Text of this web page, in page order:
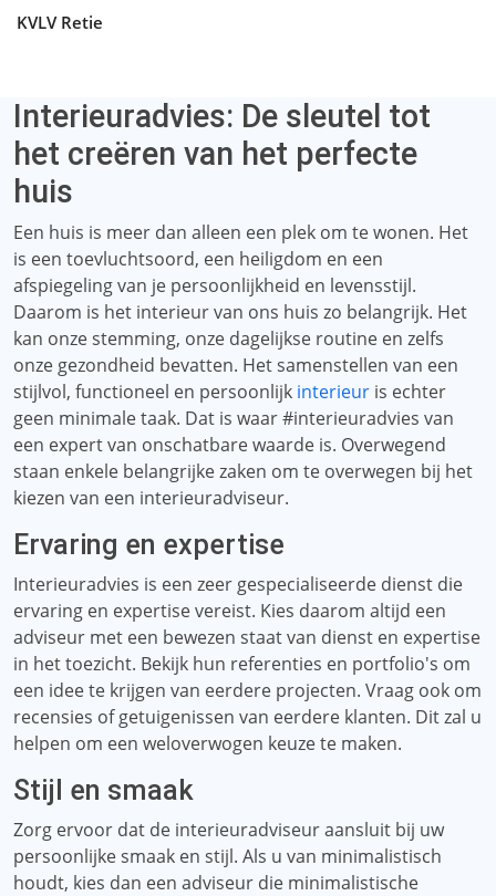
KVLV Retie
Interieuradvies: De sleutel tot
het creëren van het perfecte
huis
Een huis is meer dan alleen een plek om te wonen. Het
is een toevluchtsoord, een heiligdom en een
afspiegeling van je persoonlijkheid en levensstijl.
Daarom is het interieur van ons huis zo belangrijk. Het
kan onze stemming, onze dagelijkse routine en zelfs
onze gezondheid bevatten. Het samenstellen van een
stijlvol, functioneel en persoonlijk interieur is echter
geen minimale taak. Dat is waar #interieuradvies van
een expert van onschatbare waarde is. Overwegend
staan ​​enkele belangrijke zaken om te overwegen bij het
kiezen van een interieuradviseur.
Ervaring en expertise
Interieuradvies is een zeer gespecialiseerde dienst die
ervaring en expertise vereist. Kies daarom altijd een
adviseur met een bewezen staat van dienst en expertise
in het toezicht. Bekijk hun referenties en portfolio's om
een ​​idee te krijgen van eerdere projecten. Vraag ook om
recensies of getuigenissen van eerdere klanten. Dit zal u
helpen om een ​​weloverwogen keuze te maken.
Stijl en smaak
Zorg ervoor dat de interieuradviseur aansluit bij uw
persoonlijke smaak en stijl. Als u van minimalistisch
houdt, kies dan een adviseur die minimalistische